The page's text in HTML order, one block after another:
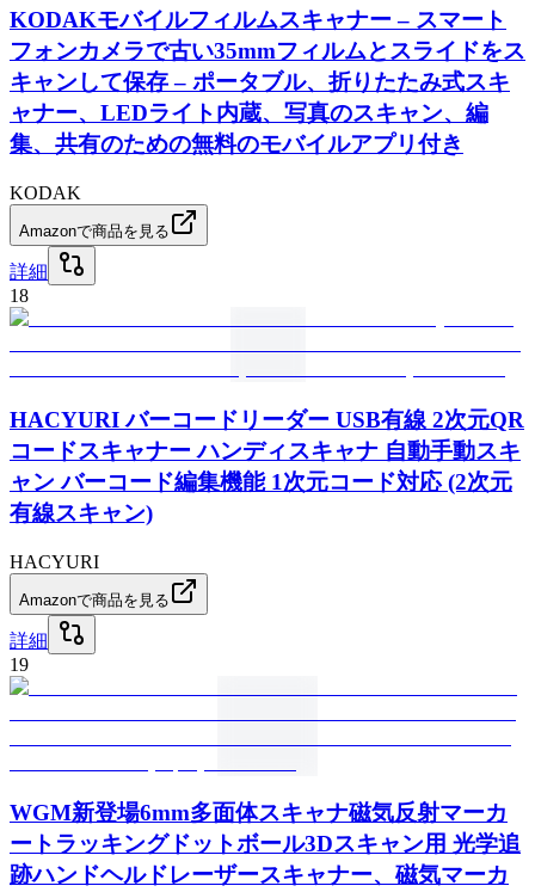
KODAKモバイルフィルムスキャナー – スマート
フォンカメラで古い35mmフィルムとスライドをス
キャンして保存 – ポータブル、折りたたみ式スキ
ャナー、LEDライト内蔵、写真のスキャン、編
集、共有のための無料のモバイルアプリ付き
KODAK
Amazonで商品を見る
詳細
18
HACYURI バーコードリーダー USB有線 2次元QR
コードスキャナー ハンディスキャナ 自動手動スキ
ャン バーコード編集機能 1次元コード対応 (2次元
有線スキャン)
HACYURI
Amazonで商品を見る
詳細
19
WGM新登場6mm多面体スキャナ磁気反射マーカ
ートラッキングドットボール3Dスキャン用 光学追
跡ハンドヘルドレーザースキャナー、磁気マーカ